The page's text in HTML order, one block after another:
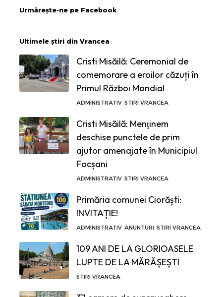
Urmărește-ne pe Facebook
Ultimele știri din Vrancea
Cristi Misăilă: Ceremonial de
comemorare a eroilor căzuți în
Primul Război Mondial
ADMINISTRATIV STIRI VRANCEA
Cristi Misăilă: Menţinem
deschise punctele de prim
ajutor amenajate în Municipiul
Focșani
ADMINISTRATIV STIRI VRANCEA
Primăria comunei Ciorăști:
INVITAȚIE!
ADMINISTRATIV ANUNTURI STIRI VRANCEA
109 ANI DE LA GLORIOASELE
LUPTE DE LA MĂRĂȘEȘTI
STIRI VRANCEA